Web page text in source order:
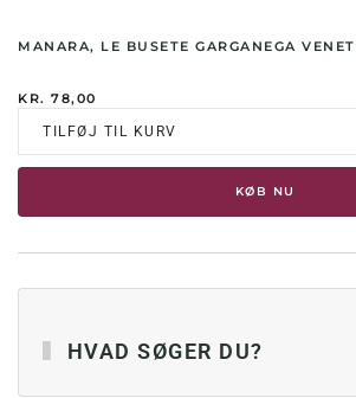
MANARA, LE BUSETE GARGANEGA
KR. 78,00
TILFØJ TIL KURV
KØB NU
HVAD SØGER DU?